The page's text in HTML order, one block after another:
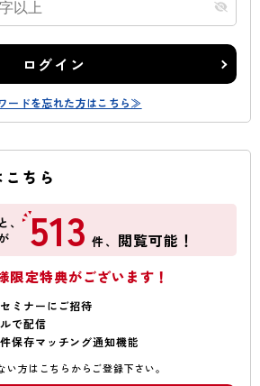
ログイン
ードを忘れた方はこちら≫
ちら
、
513 件、 閲覧可能！
限定特典がございます！
ミナーにご招待
で配信
保存マッチング通知機能
い方はこちらからご登録下さい。